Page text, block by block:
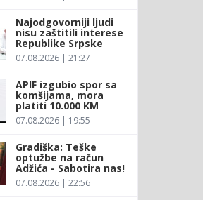
Najodgovorniji ljudi
nisu zaštitili interese
Republike Srpske
07.08.2026 | 21:27
APIF izgubio spor sa
komšijama, mora
platiti 10.000 KM
07.08.2026 | 19:55
Gradiška: Teške
optužbe na račun
Adžića - Sabotira nas!
07.08.2026 | 22:56